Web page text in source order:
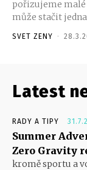
pořizujeme malé
může stačit
SVET ZENY -
Latest
RADY A TIPY
Summer
Zero Gravity
kromě sportu a